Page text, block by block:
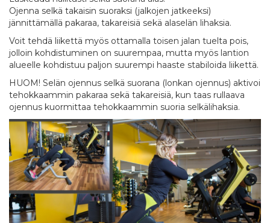
Ojenna selkä takaisin suoraksi (jalkojen jatkeeksi)
jännittämällä pakaraa, takareisiä sekä alaselän lihaksia.
Voit tehdä liikettä myös ottamalla toisen jalan tuelta pois,
jolloin kohdistuminen on suurempaa, mutta myös lantion
alueelle kohdistuu paljon suurempi haaste stabiloida liikettä.
HUOM! Selän ojennus selkä suorana (lonkan ojennus) aktivoi
tehokkaammin pakaraa sekä takareisiä, kun taas rullaava
ojennus kuormittaa tehokkaammin suoria selkälihaksia.